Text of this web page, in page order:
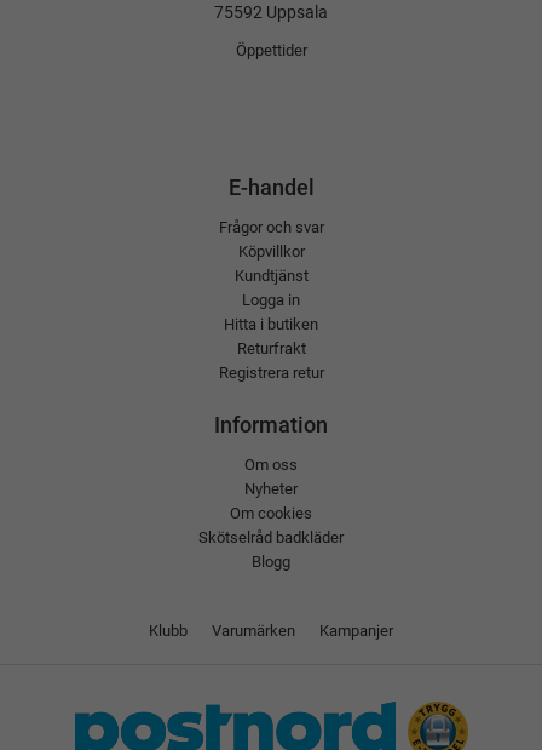
75592 Uppsala
Öppettider
E-handel
Frågor och svar
Köpvillkor
Kundtjänst
Logga in
Hitta i butiken
Returfrakt
Registrera retur
Information
Om oss
Nyheter
Om cookies
Skötselråd badkläder
Blogg
Klubb Varumärken Kampanjer